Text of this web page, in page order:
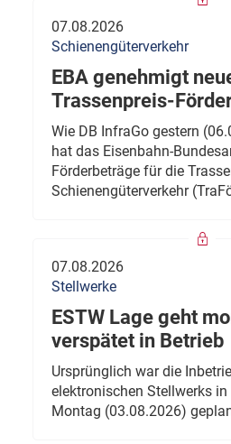
07.08.2026
Schienengüterverkehr
EBA genehmigt
Trassenpreis-
Wie DB InfraGo gestern
hat das Eisenbahn-
Förderbeträge für die
Schienengüterverkehr
07.08.2026
Stellwerke
ESTW Lage geht
verspätet in Betrieb
Ursprünglich war die
elektronischen Stellwerks
Montag (03.08.2026)